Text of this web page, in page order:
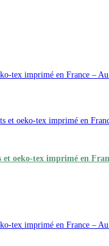
et oeko-tex imprimé en